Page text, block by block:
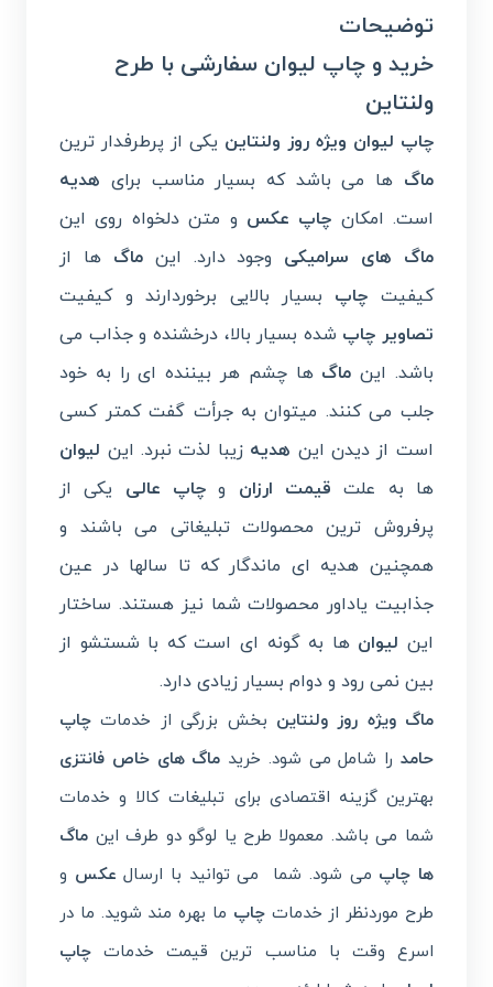
توضیحات
خرید و چاپ لیوان سفارشی با طرح
ولنتاین
چاپ لیوان ویژه روز ولنتاین یکی از پرطرفدار ترین
ماگ ها می باشد که بسیار مناسب برای هدیه
است. امکان چاپ عکس و متن دلخواه روی این
ماگ های سرامیکی وجود دارد. اینماگها از
کیفیت چاپ بسیار بالایی برخوردارند و کیفیت
تصاویر چاپ شده بسیار بالا، درخشنده و جذاب می
باشد. این ماگ ها چشم هر بیننده ای را به خود
جلب می کنند. میتوان به جرأت گفت کمتر کسی
است از دیدن این هدیه زیبا لذت نبرد. این لیوان
ها به علت قیمت ارزان و چاپ عالی یکی از
پرفروش ترین محصولات تبلیغاتی می باشند و
همچنین هدیه ای ماندگار که تا سالها در عین
جذابیت یاداور محصولات شما نیز هستند. ساختار
این لیوان ها به گونه ای است که با شستشو از
بین نمی رود و دوام بسیار زیادی دارد.
ماگ ویژه روز ولنتاین بخش بزرگی از خدمات چاپ
حامد را شامل می شود. خرید ماگ های خاص فانتزی
بهترین گزینه اقتصادی برای تبلیغات کالا و خدمات
شما می باشد. معمولا طرح یا لوگو دو طرف این ماگ
ها چاپ می شود. شما می توانید با ارسال عکس و
طرح موردنظر از خدماتچاپ ما بهره مند شوید. ما در
اسرع وقت با مناسب ترین قیمت خدمات چاپ